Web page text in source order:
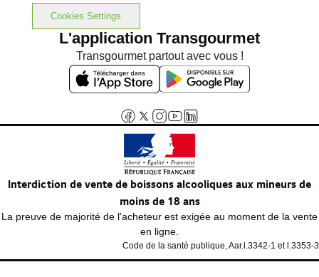
Cookies Settings
L'application Transgourmet
Transgourmet partout avec vous !
Interdiction de vente de boissons alcooliques aux mineurs de
moins de 18 ans
La preuve de majorité de l'acheteur est exigée au moment de la vente
en ligne.
Code de la santé publique, Aar.l.3342-1 et l.3353-3